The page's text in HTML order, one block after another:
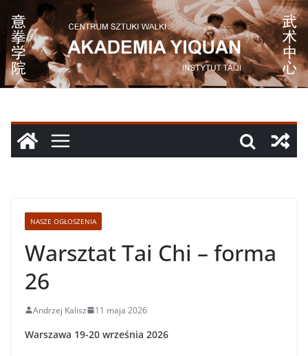
do
treści
NASZE OGŁOSZENIA
Warsztat Tai Chi – forma
26
Andrzej Kalisz 11 maja 2026
Warszawa 19-20 września 2026